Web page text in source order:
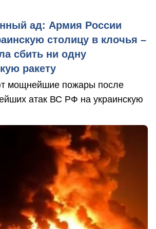
ад: Армия России
столицу в клочья –
сбить ни одну
ракету
мощнейшие пожары после
атак ВС РФ на украинскую